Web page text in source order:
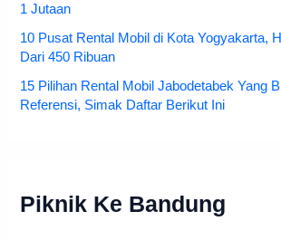
1 Jutaan
10 Pusat Rental Mobil di Kota Yogyakarta,
Dari 450 Ribuan
15 Pilihan Rental Mobil Jabodetabek Yang
Referensi, Simak Daftar Berikut Ini
Piknik Ke Bandung